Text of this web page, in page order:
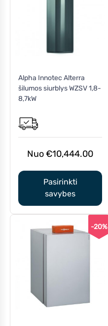
Alpha Innotec Alterra
šilumos siurblys WZSV 1,8-
8,7kW
€10,444.00
Pasirinkti
savybes
product
has
options
may
on
the
-20%